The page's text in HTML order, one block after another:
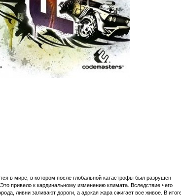
в мире, в котором после глобальной катастрофы был разрушен
привело к кардинальному изменению климата. Вследствие чего
ливни заливают дороги, а адская жара сжигает все живое. В